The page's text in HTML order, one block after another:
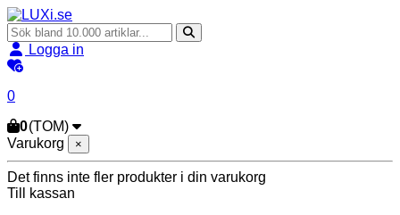
Logga in
0
0(TOM)
Varukorg
×
Det finns inte fler produkter i din varukorg
Till kassan